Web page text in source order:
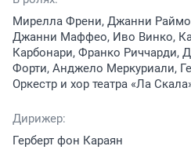
Мирелла Френи, Джанни
Джанни Маффео, Иво Винко,
Карбонари, Франко Риччарди,
Форти, Анджело Меркуриали,
Оркестр и хор театра «Ла
Дирижер:
Герберт фон Караян